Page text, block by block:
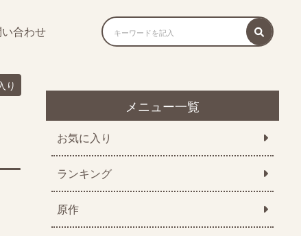
合わせ
り
メニュー一覧
お気に入り
ランキング
原作